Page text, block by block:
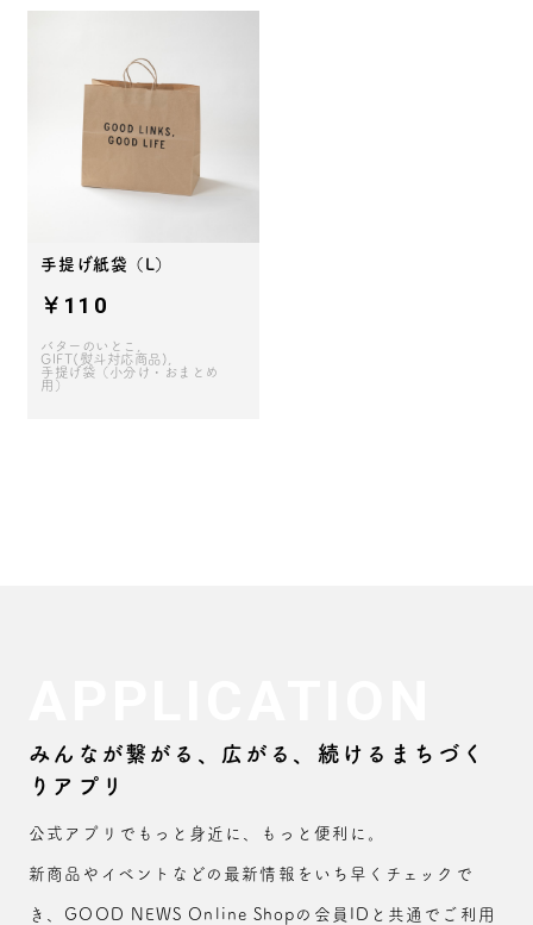
手提げ紙袋（L）
￥110
バターのいとこ
GIFT(熨斗対応商品)
手提げ袋（小分け・おまとめ
用）
みんなが繋がる、広がる、続けるまちづく
りアプリ
公式アプリでもっと身近に、もっと便利に。
新商品やイベントなどの最新情報をいち早くチェックで
き、GOOD NEWS Online Shopの会員IDと共通でご利用